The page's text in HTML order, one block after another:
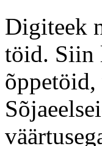
Digiteek
töid. Siin
õppetöid,